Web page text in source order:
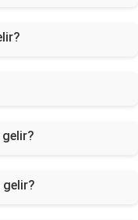
gelir?